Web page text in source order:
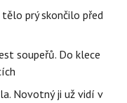
tělo prý skončilo před
soupeřů. Do klece
Novotný ji už vidí v